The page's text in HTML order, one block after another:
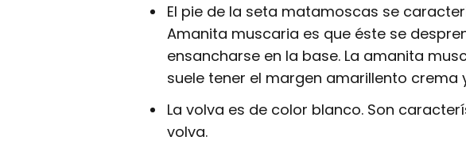
El pie de la seta matamoscas se
Amanita muscaria es que éste se
ensancharse en la base. La amanita
suele tener el margen amarillento
La volva es de color blanco. Son
volva.